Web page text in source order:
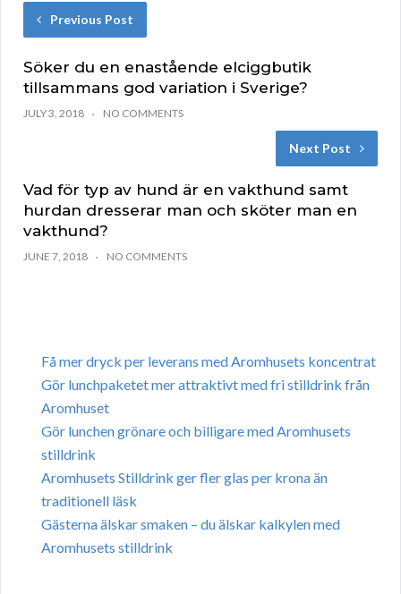
Previous Post
Söker du en enastående elciggbutik
tillsammans god variation i Sverige?
JULY 3, 2018 NO COMMENTS
Next Post
Vad för typ av hund är en vakthund samt
hurdan dresserar man och sköter man en
vakthund?
JUNE 7, 2018 NO COMMENTS
Få mer dryck per leverans med Aromhusets koncentrat
Gör lunchpaketet mer attraktivt med fri stilldrink från
Aromhuset
Gör lunchen grönare och billigare med Aromhusets
stilldrink
Aromhusets Stilldrink ger fler glas per krona än
traditionell läsk
Gästerna älskar smaken – du älskar kalkylen med
Aromhusets stilldrink